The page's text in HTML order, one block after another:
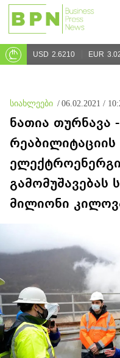
USD 2.6210 EUR
სიახლეები / 06.02.2021 /
ნათია თურნავა
რეაბილიტაციის
გამომუშავებას
მილიონი